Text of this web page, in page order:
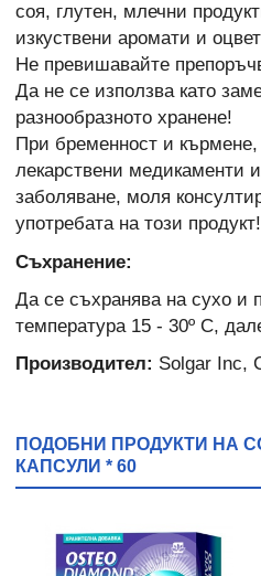
соя, глутен, млечни
изкуствени аромати и
Не превишавайте
Да не се използва като
разнообразното хранене!
При бременност и
лекарствени медикаменти
заболяване, моля
употребата на този продукт!
Съхранение:
Да се съхранява на сухо и
температура 15 - 30º C,
Производител: Solgar Inc,
ПОДОБНИ ПРОДУКТИ НА
КАПСУЛИ * 60